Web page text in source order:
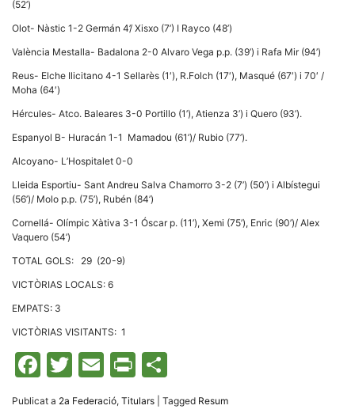
(52’)
Olot- Nàstic 1-2 Germán 4’/ Xisxo (7’) I Rayco (48’)
València Mestalla- Badalona 2-0 Alvaro Vega p.p. (39’) i Rafa Mir (94’)
Reus- Elche Ilicitano 4-1 Sellarès (1′), R.Folch (17′), Masqué (67′) i 70′ /
Moha (64′)
Hércules- Atco. Baleares 3-0 Portillo (1’), Atienza 3’) i Quero (93’).
Espanyol B- Huracán 1-1 Mamadou (61’)/ Rubio (77’).
Alcoyano- L’Hospitalet 0-0
Lleida Esportiu- Sant Andreu Salva Chamorro 3-2 (7’) (50’) i Albístegui
(56’)/ Molo p.p. (75’), Rubén (84’)
Cornellá- Olímpic Xàtiva 3-1 Óscar p. (11’), Xemi (75’), Enric (90’)/ Alex
Vaquero (54’)
TOTAL GOLS: 29 (20-9)
VICTÒRIAS LOCALS: 6
EMPATS: 3
VICTÒRIAS VISITANTS: 1
Facebook
Twitter
Email
Print
Publicat a 2a Federació, Titulars Tagged Resum